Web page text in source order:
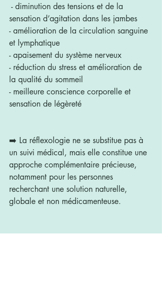
- diminution des tensions et de la
sensation d’agitation dans les jambes
- amélioration de la circulation sanguine
et lymphatique
- apaisement du système nerveux
- réduction du stress et amélioration de
la qualité du sommeil
- meilleure conscience corporelle et
sensation de légèreté
➡️ La réflexologie ne se substitue pas à
un suivi médical, mais elle constitue une
approche complémentaire précieuse,
notamment pour les personnes
recherchant une solution naturelle,
globale et non médicamenteuse.